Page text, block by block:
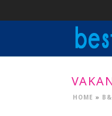
HOME »